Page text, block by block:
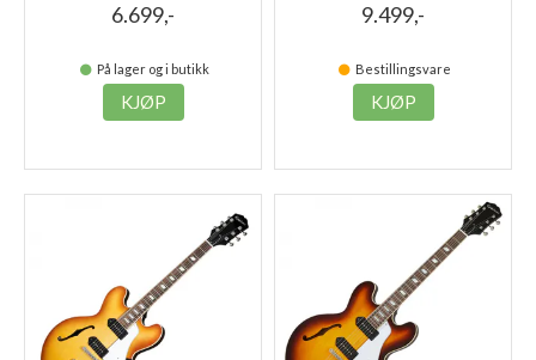
6.699,-
På lager og i butikk
KJØP
9.499,-
Bestillingsvare
KJØP